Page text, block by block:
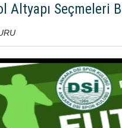
Altyapı Seçmeleri